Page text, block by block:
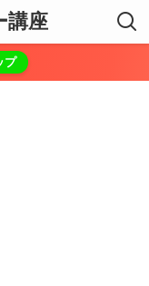
講座
プ